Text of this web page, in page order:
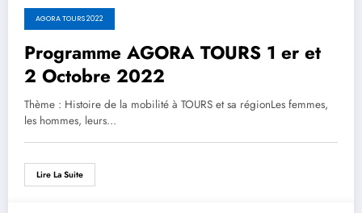
AGORA TOURS 2022
Programme AGORA TOURS 1 er et
2 Octobre 2022
Thème : Histoire de la mobilité à TOURS et sa régionLes femmes,
les hommes, leurs…
Lire La Suite